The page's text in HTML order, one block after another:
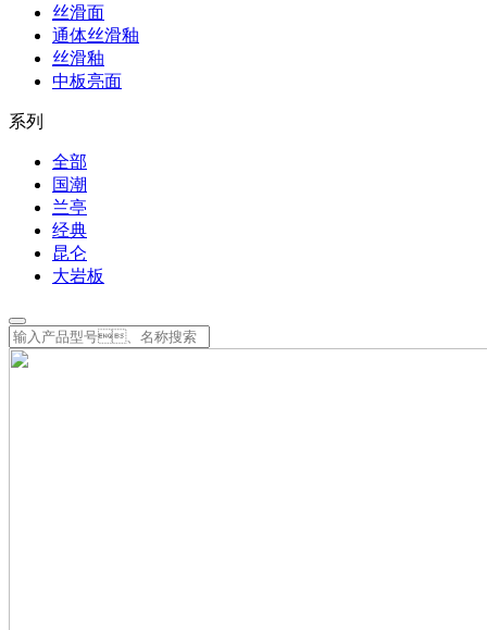
丝滑面
通体丝滑釉
丝滑釉
中板亮面
系列
全部
国潮
兰亭
经典
昆仑
大岩板